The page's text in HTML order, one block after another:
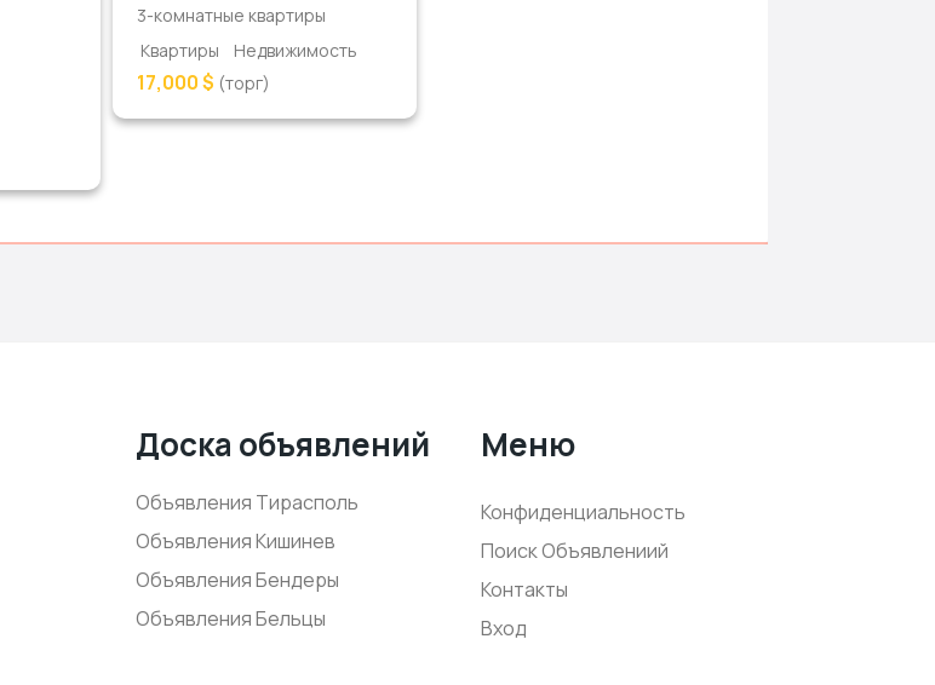
3-комнатные квартиры
Квартиры
Недвижимость
17,000 $ (торг)
Доска объявлений
Объявления Тирасполь
Объявления Кишинев
Объявления Бендеры
Объявления Бельцы
Меню
Конфиденциальность
Поиск Объявлениий
Контакты
Вход